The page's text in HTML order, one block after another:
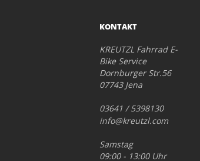
KONTAKT
KREUTZL Fahrrad E-
Bike Service
Dornburger Str.56
07743 Jena
03641 / 5398130
info@kreutzl.com
Samstag
09:00 - 13:00 Uhr